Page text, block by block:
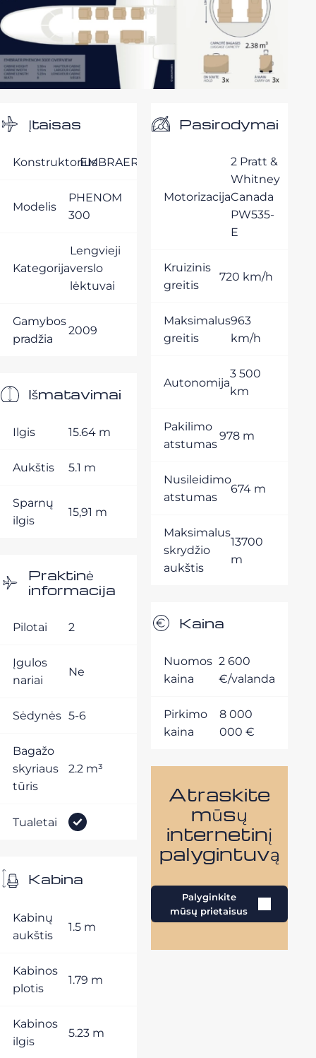
Įtaisas
KonstruktoriusEMBRAER
Modelis
PHENOM
300
Kategorija
Lengvieji
verslo
lėktuvai
Gamybos
pradžia
2009
Išmatavimai
Ilgis 15.64 m
Aukštis 5.1 m
Sparnų
ilgis
15,91 m
Praktinė
informacija
Pilotai 2
Įgulos
nariai
Ne
Sėdynės 5-6
Bagažo
skyriaus
tūris
2.2 m³
Tualetai
Kabina
Kabinų
aukštis
1.5 m
Kabinos
plotis
1.79 m
Kabinos
ilgis
5.23 m
Pasirodymai
Motorizacija
2 Pratt &
Whitney
Canada
PW535-
E
Kruizinis
greitis
720 km/h
Maksimalus
greitis
963
km/h
Autonomija
3 500
km
Pakilimo
atstumas
978 m
Nusileidimo
atstumas
674 m
Maksimalus
skrydžio
aukštis
13700
m
Kaina
Nuomos
kaina
2 600
€/valanda
Pirkimo
kaina
8 000
000 €
Atraskite
mūsų
internetinį
palygintuvą
Palyginkite
mūsų prietaisus